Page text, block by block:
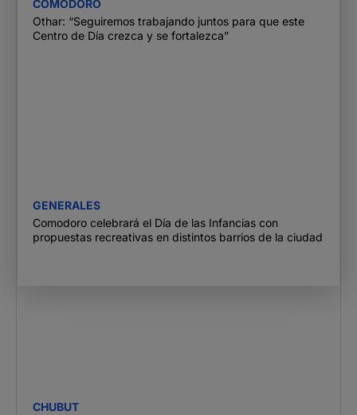
COMODORO
Othar: “Seguiremos trabajando juntos para que este
Centro de Día crezca y se fortalezca”
GENERALES
Comodoro celebrará el Día de las Infancias con
propuestas recreativas en distintos barrios de la ciudad
CHUBUT